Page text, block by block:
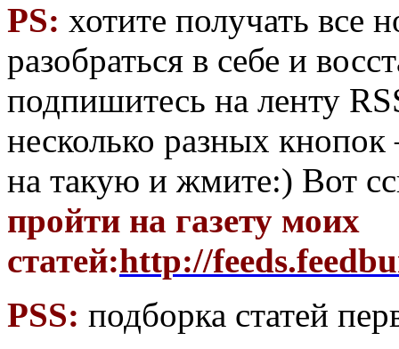
PS: хотите получать все
разобраться в себе и
подпишитесь на ленту
несколько разных кнопок
на такую и жмите:) Вот
пройти на газету моих
статей:http://
PSS: подборка статей